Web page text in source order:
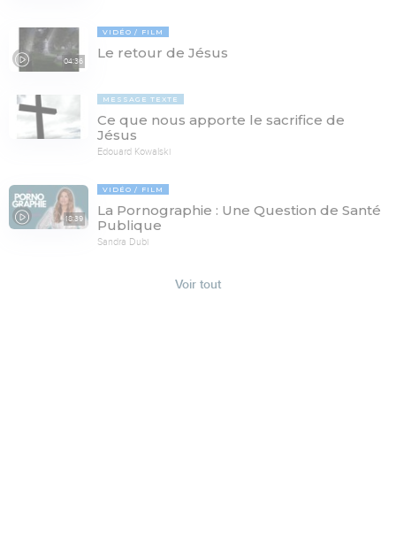
04:36
VIDÉO FILM
Le retour de Jésus
MESSAGE TEXTE
Ce que nous apporte le sacrifice de
Jésus
Edouard Kowalski
18:39
VIDÉO FILM
La Pornographie : Une Question de Santé
Publique
Sandra Dubi
Voir tout